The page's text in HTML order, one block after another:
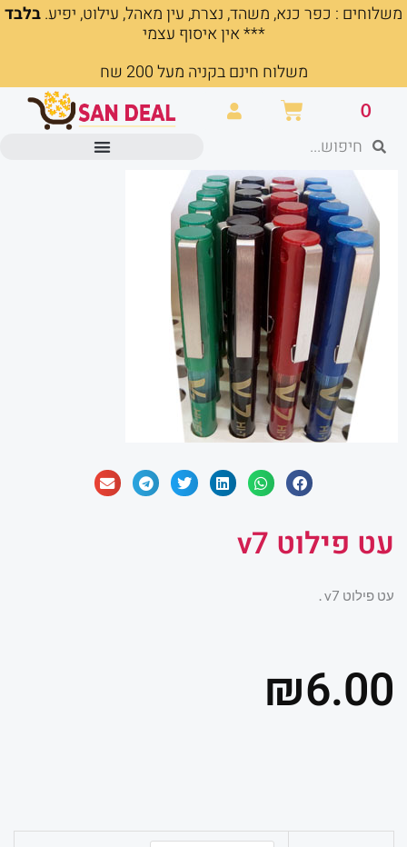
דילוג
משלוחים : כפר כנא, משהד, נצרת, עין מאהל, עילוט, יפיע.בלבד
*** אין איסוף עצמי
משלוח חינם בקניה מעל 200 שח
0 עגלת
קניות חיפושחיפוש
עט פילוט v7
עט פילוט v7 .
₪6.00